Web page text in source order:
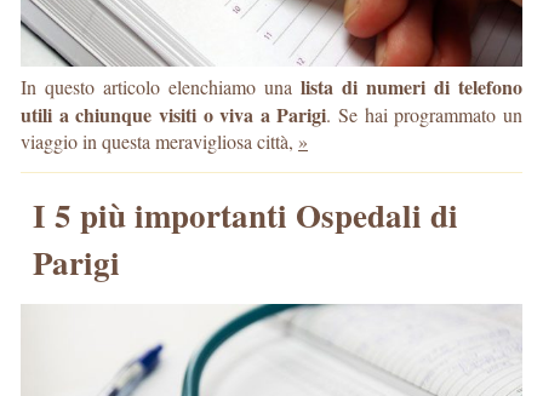
In questo articolo elenchiamo una lista di numeri di telefono
utili a chiunque visiti o viva a Parigi. Se hai programmato un
viaggio in questa meravigliosa città, »
I 5 più importanti Ospedali di
Parigi